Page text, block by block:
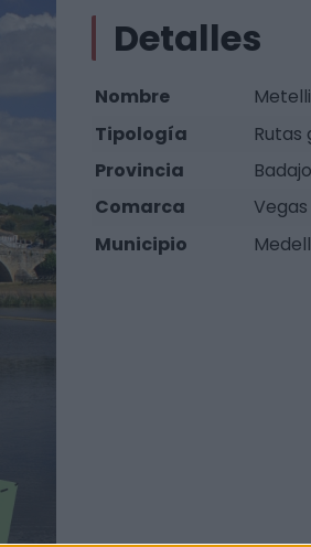
Detalles
Nombre
Tipología
Rutas
Provincia
Comarca
Municipio